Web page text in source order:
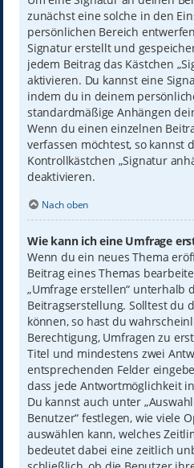
zunächst eine solche in den
persönlichen Bereich
Signatur erstellt und
jedem Beitrag das Kästchen
aktivieren. Du kannst eine
indem du in deinem
standardmäßige Anhängen
Wenn du einen einzelnen
verfassen möchtest, so kannst
Kontrollkästchen „Signatur
deaktivieren.
Nach oben
Wie kann ich eine Umfrage
Wenn du ein neues Thema
Beitrag eines Themas
„Umfrage erstellen“ unterhalb
Beitragserstellung. Solltest du
können, so hast du
Berechtigung, Umfragen zu
Titel und mindestens zwei
entsprechenden Felder
dass jede Antwortmöglichkeit
Du kannst auch unter
Benutzer“ festlegen, wie viele
auswählen kann, welches
bedeutet dabei eine zeitlich